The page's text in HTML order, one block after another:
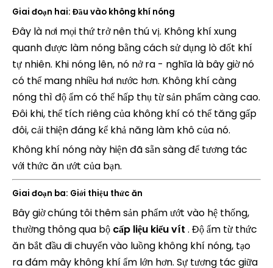
Giai đoạn hai: Đầu vào không khí nóng
Đây là nơi mọi thứ trở nên thú vị. Không khí xung
quanh được làm nóng bằng cách sử dụng lò đốt khí
tự nhiên. Khi nóng lên, nó nở ra - nghĩa là bây giờ nó
có thể mang nhiều hơi nước hơn. Không khí càng
nóng thì độ ẩm có thể hấp thụ từ sản phẩm càng cao.
Đôi khi, thể tích riêng của không khí có thể tăng gấp
đôi, cải thiện đáng kể khả năng làm khô của nó.
Không khí nóng này hiện đã sẵn sàng để tương tác
với thức ăn ướt của bạn.
Giai đoạn ba: Giới thiệu thức ăn
Bây giờ chúng tôi thêm sản phẩm ướt vào hệ thống,
thường thông qua bộ cấp liệu kiểu vít . Độ ẩm từ thức
ăn bắt đầu di chuyển vào luồng không khí nóng, tạo
ra đám mây không khí ẩm lớn hơn. Sự tương tác giữa